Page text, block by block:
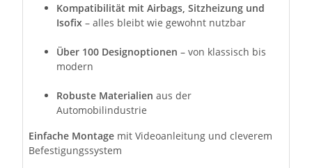
Kompatibilität mit Airbags, Sitzheizung und
Isofix – alles bleibt wie gewohnt nutzbar
Über 100 Designoptionen – von klassisch bis
modern
Robuste Materialien aus der
Automobilindustrie
Einfache Montage mit Videoanleitung und cleverem
Befestigungssystem